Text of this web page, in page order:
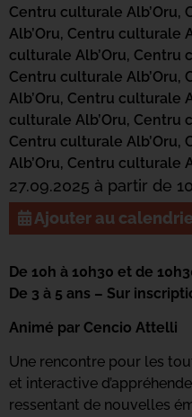
Centru culturale Alb’Oru,
Alb’Oru, Centru culturale
culturale Alb’Oru, Centru
Centru culturale Alb’Oru,
Alb’Oru, Centru culturale
culturale Alb’Oru, Centru
Centru culturale Alb’Oru,
Alb’Oru, Centru culturale
27.09.2025 à partir de
Ajouter au
De 10h à 10h30 et de
De 3 à 5 ans – Sur
Animé par Cencio Attelli
Une rencontre pour les
et interactive
ressentant de nouvelles